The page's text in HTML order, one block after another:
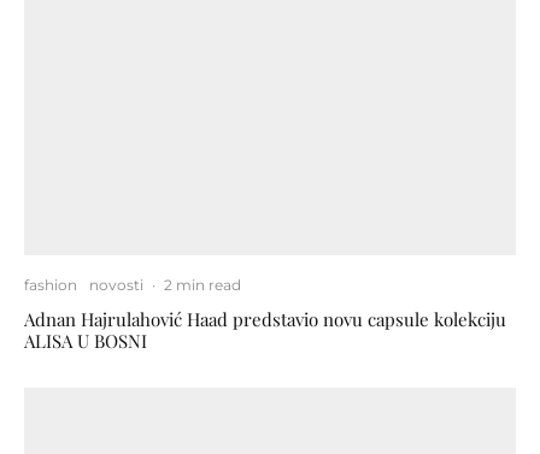
fashion novosti · 2 min read
Adnan Hajrulahović Haad predstavio novu capsule kolekciju
ALISA U BOSNI